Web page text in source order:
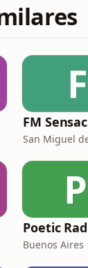
FM
Buenos Aires